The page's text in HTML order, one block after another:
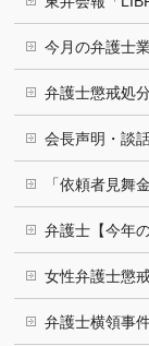
今月の弁護士
弁護士懲戒処
会長声明・談
「依頼者見舞
弁護士【今年
女性弁護士懲
弁護士横領事